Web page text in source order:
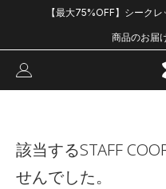
【最大75%OFF】シーク
商品のお届
該当するSTAFF
せんでした。